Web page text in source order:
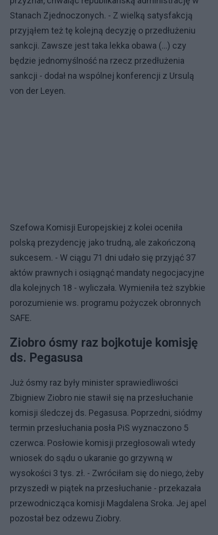
Stanach Zjednoczonych. - Z wielką satysfakcją
przyjąłem też tę kolejną decyzję o przedłużeniu
sankcji. Zawsze jest taka lekka obawa (...) czy
będzie jednomyślność na rzecz przedłużenia
sankcji - dodał na wspólnej konferencji z Ursulą
von der Leyen.
Szefowa Komisji Europejskiej z kolei oceniła
polską prezydencję jako trudną, ale zakończoną
sukcesem. - W ciągu 71 dni udało się przyjąć 37
aktów prawnych i osiągnąć mandaty negocjacyjne
dla kolejnych 18 - wyliczała. Wymieniła też szybkie
porozumienie ws. programu pożyczek obronnych
SAFE.
Ziobro ósmy raz bojkotuje komisję
ds. Pegasusa
Już ósmy raz były minister sprawiedliwości
Zbigniew Ziobro nie stawił się na przesłuchanie
komisji śledczej ds. Pegasusa. Poprzedni, siódmy
termin przesłuchania posła PiS wyznaczono 5
czerwca. Posłowie komisji przegłosowali wtedy
wniosek do sądu o ukaranie go grzywną w
wysokości 3 tys. zł. - Zwróciłam się do niego, żeby
przyszedł w piątek na przesłuchanie - przekazała
przewodnicząca komisji Magdalena Sroka. Jej apel
pozostał bez odzewu Ziobry.